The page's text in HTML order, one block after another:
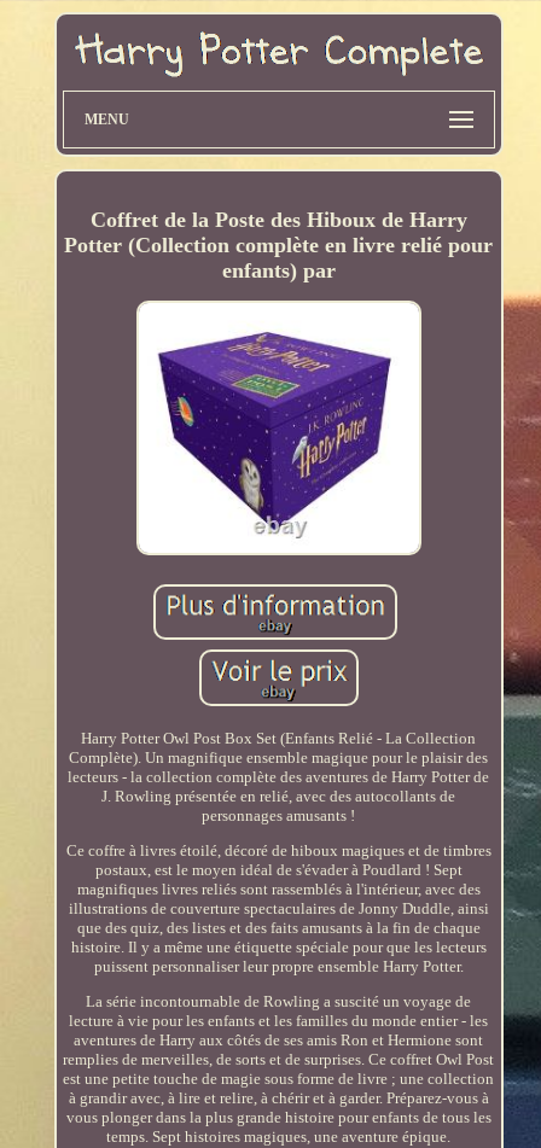
MENU
Coffret de la Poste des Hiboux de Harry
Potter (Collection complète en livre relié pour
enfants) par
Harry Potter Owl Post Box Set (Enfants Relié - La Collection
Complète). Un magnifique ensemble magique pour le plaisir des
lecteurs - la collection complète des aventures de Harry Potter de
J. Rowling présentée en relié, avec des autocollants de
personnages amusants !
Ce coffre à livres étoilé, décoré de hiboux magiques et de timbres
postaux, est le moyen idéal de s'évader à Poudlard ! Sept
magnifiques livres reliés sont rassemblés à l'intérieur, avec des
illustrations de couverture spectaculaires de Jonny Duddle, ainsi
que des quiz, des listes et des faits amusants à la fin de chaque
histoire. Il y a même une étiquette spéciale pour que les lecteurs
puissent personnaliser leur propre ensemble Harry Potter.
La série incontournable de Rowling a suscité un voyage de
lecture à vie pour les enfants et les familles du monde entier - les
aventures de Harry aux côtés de ses amis Ron et Hermione sont
remplies de merveilles, de sorts et de surprises. Ce coffret Owl Post
est une petite touche de magie sous forme de livre ; une collection
à grandir avec, à lire et relire, à chérir et à garder. Préparez-vous à
vous plonger dans la plus grande histoire pour enfants de tous les
temps. Sept histoires magiques, une aventure épique.